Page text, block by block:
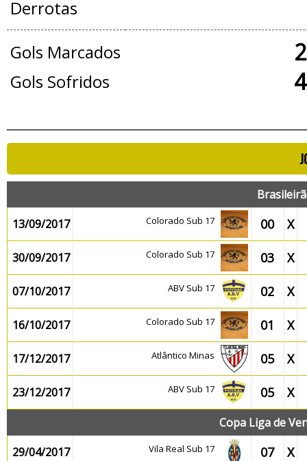
Derrotas
Gols Marcados
Gols Sofridos
13/09/2017
Colorado Sub 17 00 X
30/09/2017 Colorado Sub 17 03 X
07/10/2017 ABV Sub 17 02 X
16/10/2017 Colorado Sub 17 01 X
17/12/2017 Atlântico Minas 05 X
23/12/2017 ABV Sub 17 05 X
Copa Liga de
29/04/2017
Vila Real Sub 17 07 X